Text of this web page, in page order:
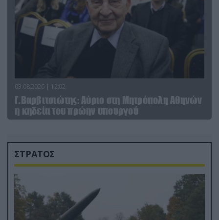
03.08.2026 | 12:02
Γ.Βαρβιτσιώτης: Aύριο στη Μητρόπολη Αθηνών
η κηδεία του πρώην υπουργού
ΣΤΡΑΤΟΣ